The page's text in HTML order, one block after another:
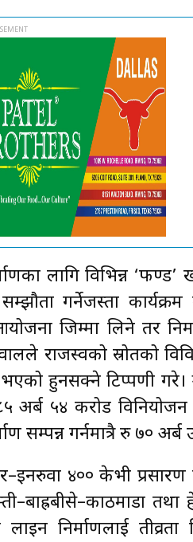
लागि विभिन्न
गर्नेजस्ता
जिम्मा लिने तर
राजस्वको स्रोतको
हुनसक्ने टिप्पणी गरे।
अर्ब ५४ करोड विनियोजन
सम्पन्न गर्नमात्रै रु ७०
४०० केभी प्रसारण
निर्माणलाई